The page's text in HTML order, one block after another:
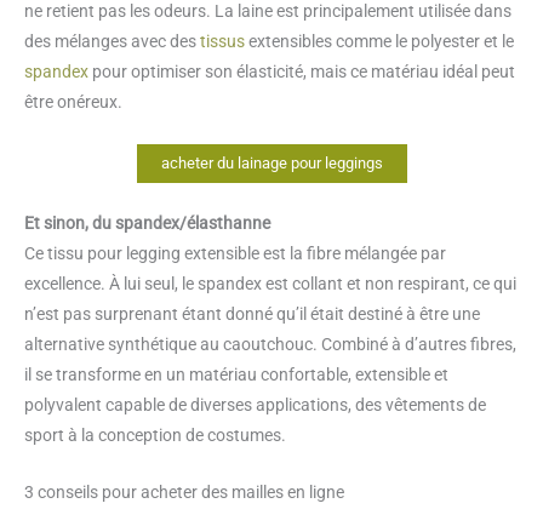
ne retient pas les odeurs. La laine est principalement utilisée dans
des mélanges avec destissusextensibles comme le polyester et le
spandex pour optimiser son élasticité, mais ce matériau idéal peut
être onéreux.
acheter du lainage pour leggings
Et sinon, du spandex/élasthanne
Ce tissu pour legging extensible est la fibre mélangée par
excellence. À lui seul, le spandex est collant et non respirant, ce qui
n’est pas surprenant étant donné qu’il était destiné à être une
alternative synthétique au caoutchouc. Combiné à d’autres fibres,
il se transforme en un matériau confortable, extensible et
polyvalent capable de diverses applications, des vêtements de
sport à la conception de costumes.
3 conseils pour acheter des mailles en ligne